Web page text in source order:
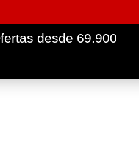
desde 69.900